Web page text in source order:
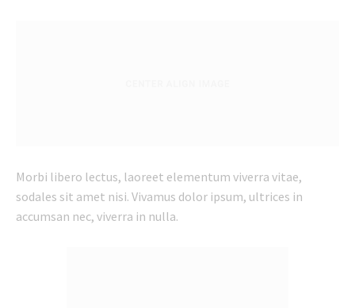
Morbi libero lectus, laoreet elementum viverra vitae,
sodales sit amet nisi. Vivamus dolor ipsum, ultrices in
accumsan nec, viverra in nulla.